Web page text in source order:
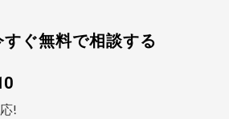
ぐ無料で相談する
!